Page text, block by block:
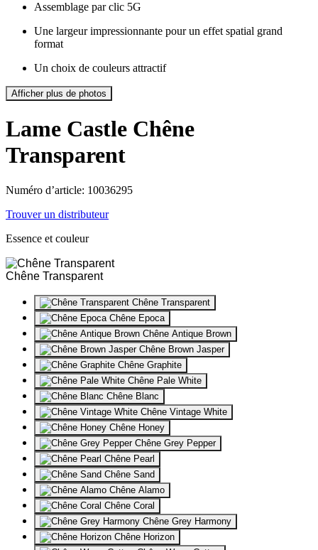
Assemblage par clic 5G
Une largeur impressionnante pour un effet spatial grand
format
Un choix de couleurs attractif
Afficher plus de photos
Lame Castle Chêne
Transparent
Numéro d’article: 10036295
Trouver un distributeur
Essence et couleur
Chêne Transparent
Chêne Transparent
Chêne Epoca
Chêne Antique Brown
Chêne Brown Jasper
Chêne Graphite
Chêne Pale White
Chêne Blanc
Chêne Vintage White
Chêne Honey
Chêne Grey Pepper
Chêne Pearl
Chêne Sand
Chêne Alamo
Chêne Coral
Chêne Grey Harmony
Chêne Horizon